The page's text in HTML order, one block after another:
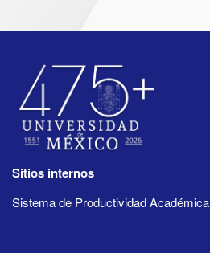
Sitios internos
Sistema de Productividad Académica